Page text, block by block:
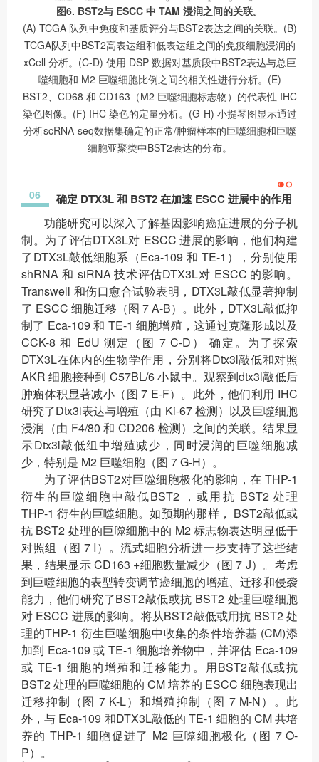
图6. BST2与 ESCC 中 TAM 浸润之间的关联。
(A) TCGA 队列中免疫和基质评分与BST2表达之间的关联。(B)
TCGA队列中BST2高表达组和低表达组之间的免疫细胞浸润的
xCell 分析。(C-D) 使用 DSP 数据对基质段中BST2表达与总巨
噬细胞和 M2 巨噬细胞比例之间的相关性进行分析。(E)
BST2、CD68 和 CD163（M2 巨噬细胞标志物）的代表性 IHC
染色图像。(F) IHC 染色的定量分析。(G-H) 小提琴图显示通过
分析scRNA-seq数据集确定的正常/肿瘤样本的巨噬细胞和巨噬
细胞亚聚类中BST2表达的分布。
06 确定 DTX3L 和 BST2 在加速 ESCC 进展中的作用
功能研究可以深入了解基因影响癌症进展的分子机
制。为了评估DTX3L对 ESCC 进展的影响，他们构建
了DTX3L敲低细胞系（Eca-109 和 TE-1），分别使用
shRNA 和 siRNA 技术评估DTX3L对 ESCC 的影响。
Transwell 和伤口愈合试验表明，DTX3L敲低显著抑制
了 ESCC 细胞迁移（图 7 A-B）。此外，DTX3L敲低抑
制了 Eca-109 和 TE-1 细胞增殖，这通过克隆形成以及
CCK-8 和 EdU 测定（图 7 C-D） 确定。为了探索
DTX3L在体内的生物学作用，分别将Dtx3l敲低和对照
AKR 细胞接种到 C57BL/6 小鼠中。观察到dtx3l敲低后
肿瘤体积显著减小（图 7 E-F）。此外，他们利用 IHC
研究了Dtx3l表达与增殖（由 Ki-67 检测）以及巨噬细胞
浸润（由 F4/80 和 CD206 检测）之间的关联。结果显
示Dtx3l敲低组中增殖减少，同时浸润的巨噬细胞减
少，特别是 M2 巨噬细胞（图 7 G-H）。
为了评估BST2对巨噬细胞极化的影响，在 THP-1
衍生的巨噬细胞中敲低BST2 ，或用抗 BST2 处理
THP-1 衍生的巨噬细胞。如预期的那样， BST2敲低或
抗 BST2 处理的巨噬细胞中的 M2 标志物表达明显低于
对照组（图 7 I）。流式细胞分析进一步支持了这些结
果，结果显示 CD163 +细胞数量减少（图 7 J）。考虑
到巨噬细胞的表型转变调节癌细胞的增殖、迁移和侵袭
能力，他们研究了BST2敲低或抗 BST2 处理巨噬细胞
对 ESCC 进展的影响。将从BST2敲低或用抗 BST2 处
理的THP-1 衍生巨噬细胞中收集的条件培养基 (CM)添
加到 Eca-109 或 TE-1 细胞培养物中，并评估 Eca-109
或 TE-1 细胞的增殖和迁移能力。用BST2敲低或抗
BST2 处理的巨噬细胞的 CM 培养的 ESCC 细胞表现出
迁移抑制（图 7 K-L）和增殖抑制（图 7 M-N）。此
外，与 Eca-109 和DTX3L敲低的 TE-1 细胞的 CM 共培
养的 THP-1 细胞促进了 M2 巨噬细胞极化（图 7 O-
P）。